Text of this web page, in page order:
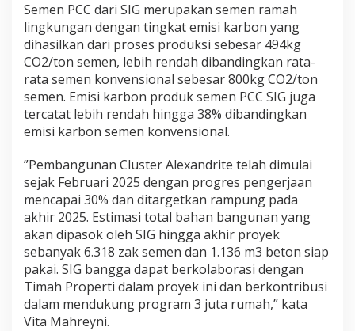
Semen PCC dari SIG merupakan semen ramah
lingkungan dengan tingkat emisi karbon yang
dihasilkan dari proses produksi sebesar 494kg
CO2/ton semen, lebih rendah dibandingkan rata-
rata semen konvensional sebesar 800kg CO2/ton
semen. Emisi karbon produk semen PCC SIG juga
tercatat lebih rendah hingga 38% dibandingkan
emisi karbon semen konvensional.
”Pembangunan Cluster Alexandrite telah dimulai
sejak Februari 2025 dengan progres pengerjaan
mencapai 30% dan ditargetkan rampung pada
akhir 2025. Estimasi total bahan bangunan yang
akan dipasok oleh SIG hingga akhir proyek
sebanyak 6.318 zak semen dan 1.136 m3 beton siap
pakai. SIG bangga dapat berkolaborasi dengan
Timah Properti dalam proyek ini dan berkontribusi
dalam mendukung program 3 juta rumah,” kata
Vita Mahreyni.